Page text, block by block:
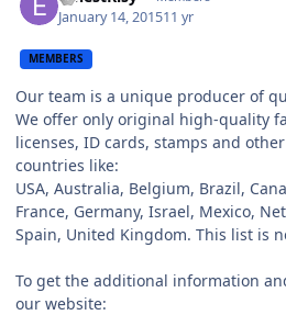
January 14, 201511 yr
MEMBERS
Our team is a unique producer of
We offer only original high-quality
licenses, ID cards, stamps and
countries like:
USA, Australia, Belgium, Brazil,
France, Germany, Israel, Mexico,
Spain, United Kingdom. This list is
To get the additional information
our website: